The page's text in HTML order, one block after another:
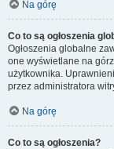
Na górę
Co to są ogłoszenia
Ogłoszenia globalne
one wyświetlane na
użytkownika.
przez administratora
Na górę
Co to są ogłoszenia?